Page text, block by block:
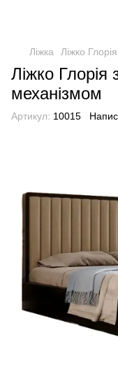
Ліжка Ліжко
Ліжко Глорія
механізмом
Артикул: 10015